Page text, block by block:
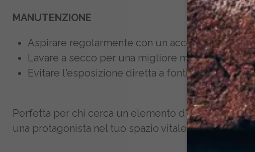
MANUTENZIONE
Aspirare regolarmente con un accessorio
Lavare a secco per una migliore manutenzione
Evitare l'esposizione diretta a fonti di calore e
Perfetta per chi cerca un elemento d'arredo che
una protagonista nel tuo spazio vitale. Porta a